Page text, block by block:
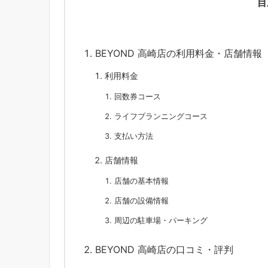
BEYOND 高崎店の利用料金・店舗情報
利用料金
回数券コース
ライフプランニングコース
支払い方法
店舗情報
店舗の基本情報
店舗の設備情報
周辺の駐車場・パーキング
BEYOND 高崎店の口コミ・評判